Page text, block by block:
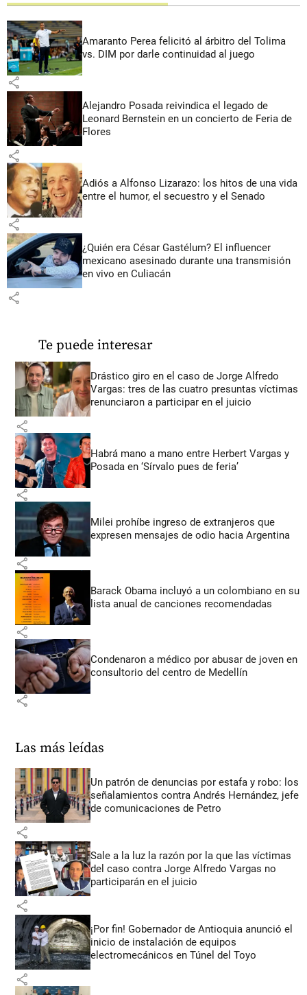
Amaranto Perea felicitó al árbitro del Tolima
vs. DIM por darle continuidad al juego
share
Alejandro Posada reivindica el legado de
Leonard Bernstein en un concierto de Feria de
Flores
share
Adiós a Alfonso Lizarazo: los hitos de una vida
entre el humor, el secuestro y el Senado
share
¿Quién era César Gastélum? El influencer
mexicano asesinado durante una transmisión
en vivo en Culiacán
share
Te puede interesar
Drástico giro en el caso de Jorge Alfredo
Vargas: tres de las cuatro presuntas víctimas
renunciaron a participar en el juicio
share
Habrá mano a mano entre Herbert Vargas y
Posada en ‘Sírvalo pues de feria’
share
Milei prohíbe ingreso de extranjeros que
expresen mensajes de odio hacia Argentina
share
Barack Obama incluyó a un colombiano en su
lista anual de canciones recomendadas
share
Condenaron a médico por abusar de joven en
consultorio del centro de Medellín
share
Las más leídas
Un patrón de denuncias por estafa y robo: los
señalamientos contra Andrés Hernández, jefe
de comunicaciones de Petro
share
Sale a la luz la razón por la que las víctimas
del caso contra Jorge Alfredo Vargas no
participarán en el juicio
share
¡Por fin! Gobernador de Antioquia anunció el
inicio de instalación de equipos
electromecánicos en Túnel del Toyo
share